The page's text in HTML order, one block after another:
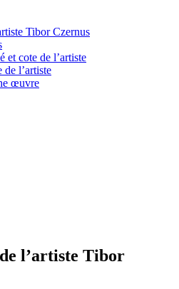
Tibor Czernus
et cote de l’artiste
de l’artiste
œuvre
l’artiste Tibor